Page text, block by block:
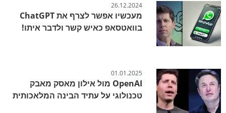
26.12.2024
מעכשיו אפשר לצרף את ChatGPT
בוואטסאפ כאיש קשר ולדבר איתו!
01.01.2025
OpenAI מול אילון מאסק מאבק
טכנולוגי על עתיד הבינה המלאכותית